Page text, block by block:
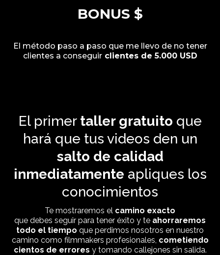
BONUS $
El método paso a paso que me llevo de no tener
clientes a conseguirclientes de 5.000 USD
El primer taller gratuito que
hará que tus videos den un
salto de calidad
inmediatamente apliques los
conocimientos
Te mostraremos el camino exacto
que debes seguir para tener éxito y te ahorraremos
todo el tiempo que perdimos nosotros en nuestro
camino como filmmakers profesionales, cometiendo
cientos de errores y tomando callejones sin salida.